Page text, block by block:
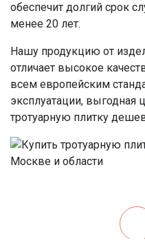
обеспечит долгий срок
менее 20 лет.
Нашу продукцию от
отличает высокое
всем европейским
эксплуатации, выгодная
тротуарную плитку